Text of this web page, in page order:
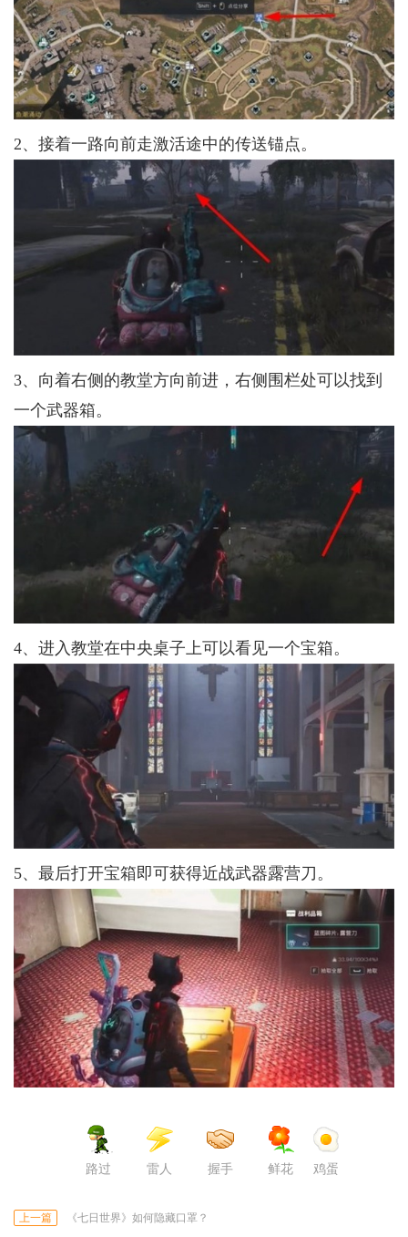
2、接着一路向前走激活途中的传送锚点。
3、向着右侧的教堂方向前进，右侧围栏处可以找到
一个武器箱。
4、进入教堂在中央桌子上可以看见一个宝箱。
5、最后打开宝箱即可获得近战武器露营刀。
路过 雷人 握手 鲜花 鸡蛋
上一篇 《七日世界》如何隐藏口罩？